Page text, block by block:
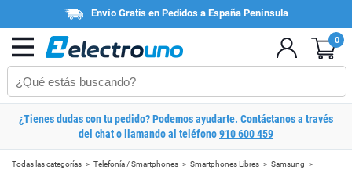
Envío Gratis en Pedidos a España Península
0
¿Tienes dudas con tu pedido? Podemos ayudarte. Contáctanos a través
del chat o llamando al teléfono910 600 459
Todas las categorías Telefonía / Smartphones Smartphones Libres
Samsung